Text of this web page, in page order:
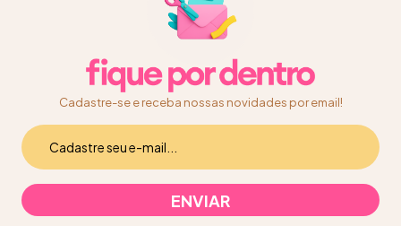
Cadastre-se e receba nossas novidades por email!